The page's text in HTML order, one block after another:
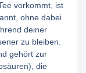
vorkommt, ist
ohne dabei
deiner
zu bleiben.
gehört zur
die